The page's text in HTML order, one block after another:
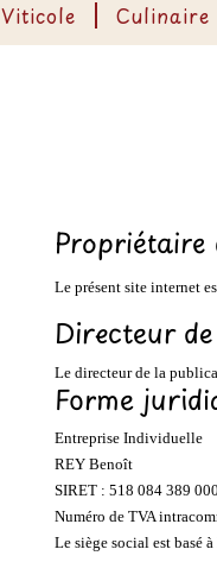
Viticole Culinaire
Propriétaire
Le présent site internet
Directeur
Le directeur de la
Forme
Entreprise Individuelle
REY Benoît
SIRET : 518 084 389
Numéro de TVA
Le siège social est basé